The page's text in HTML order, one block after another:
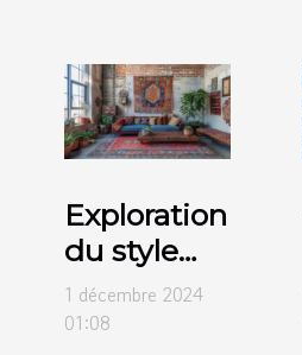
Exploration
du style
bohème :
origines et
1 décembre 2024
01:08